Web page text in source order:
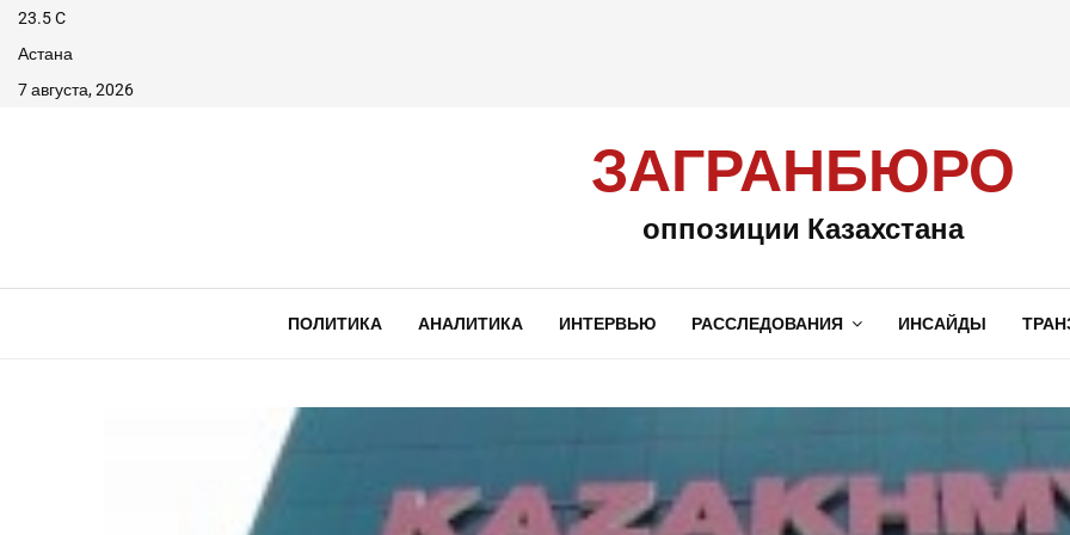
23.5C
Астана
7 августа, 2026
ЗАГРАНБЮРО
оппозиции Казахстана
ПОЛИТИКА АНАЛИТИКА ИНТЕРВЬЮ РАССЛЕДОВАНИЯ ИНСАЙДЫ